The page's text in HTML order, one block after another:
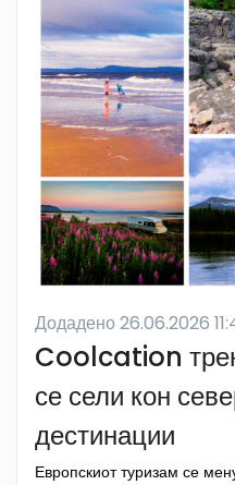
Додадено 26.06.2026
Coolcation
се сели кон
дестинации
Европскиот туризам се